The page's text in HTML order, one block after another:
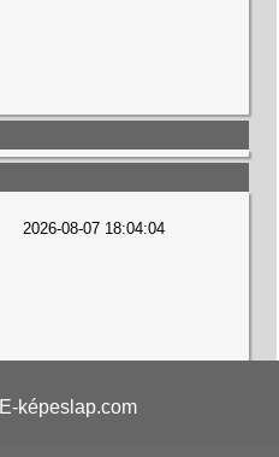
2026-08-07 18:04:04
E-képeslap.com